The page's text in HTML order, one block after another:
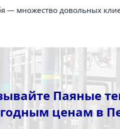
— множество довольных
Паяные
ценам в